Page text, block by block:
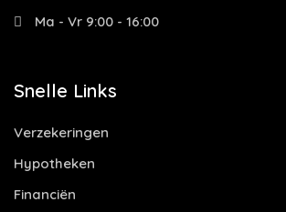
Ma - Vr 9:00 - 16:00
Snelle Links
Verzekeringen
Hypotheken
Financiën